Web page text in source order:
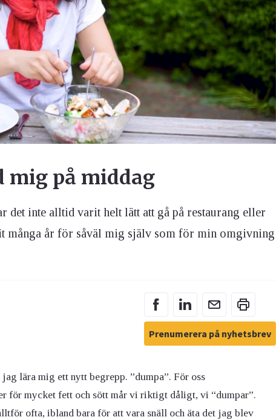
mig på middag
det inte alltid varit helt lätt att gå på restaurang eller
många år för såväl mig själv som för min omgivning
Prenumerera på nyhetsbrev
lära mig ett nytt begrepp. ”dumpa”. För oss
för mycket fett och sött mår vi riktigt dåligt, vi “dumpar”.
ofta, ibland bara för att vara snäll och äta det jag blev